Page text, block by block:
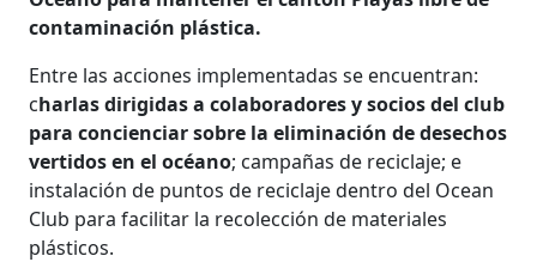
contaminación plástica.
Entre las acciones implementadas se encuentran:
charlas dirigidas a colaboradores y socios del club
para concienciar sobre la eliminación de desechos
vertidos en el océano; campañas de reciclaje; e
instalación de puntos de reciclaje dentro del Ocean
Club para facilitar la recolección de materiales
plásticos.